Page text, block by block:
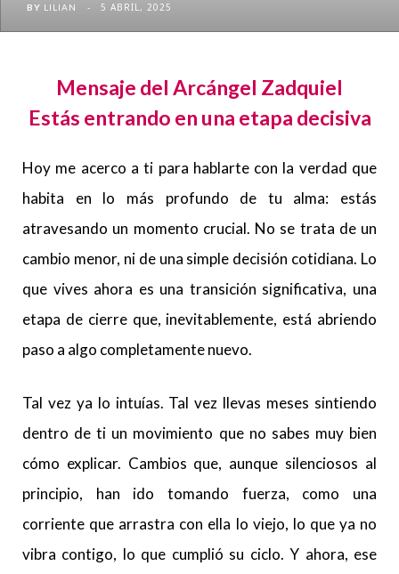
BY LILIAN 5 ABRIL, 2025
Mensaje del Arcángel Zadquiel
Estás entrando en una etapa decisiva
Hoy me acerco a ti para hablarte con la verdad que
habita en lo más profundo de tu alma: estás
atravesando un momento crucial. No se trata de un
cambio menor, ni de una simple decisión cotidiana. Lo
que vives ahora es una transición significativa, una
etapa de cierre que, inevitablemente, está abriendo
paso a algo completamente nuevo.
Tal vez ya lo intuías. Tal vez llevas meses sintiendo
dentro de ti un movimiento que no sabes muy bien
cómo explicar. Cambios que, aunque silenciosos al
principio, han ido tomando fuerza, como una
corriente que arrastra con ella lo viejo, lo que ya no
vibra contigo, lo que cumplió su ciclo. Y ahora, ese